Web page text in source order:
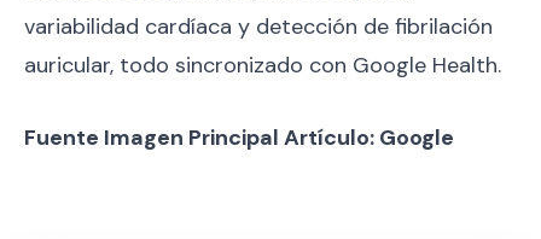
variabilidad cardíaca y detección de fibrilación
auricular, todo sincronizado con Google Health.
Fuente Imagen Principal Artículo: Google